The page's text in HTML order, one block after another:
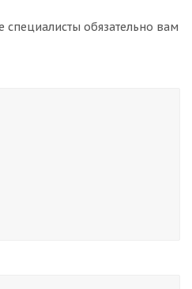
обязательно вам